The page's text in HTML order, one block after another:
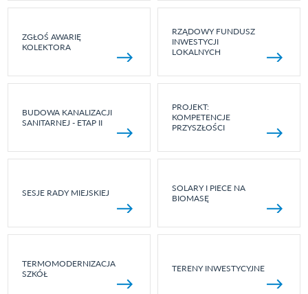
ZGŁOŚ AWARIĘ
KOLEKTORA
RZĄDOWY FUNDUSZ
INWESTYCJI
LOKALNYCH
BUDOWA KANALIZACJI
SANITARNEJ - ETAP II
PROJEKT:
KOMPETENCJE
PRZYSZŁOŚCI
SESJE RADY MIEJSKIEJ
SOLARY I PIECE NA
BIOMASĘ
TERMOMODERNIZACJA
SZKÓŁ
TERENY INWESTYCYJNE